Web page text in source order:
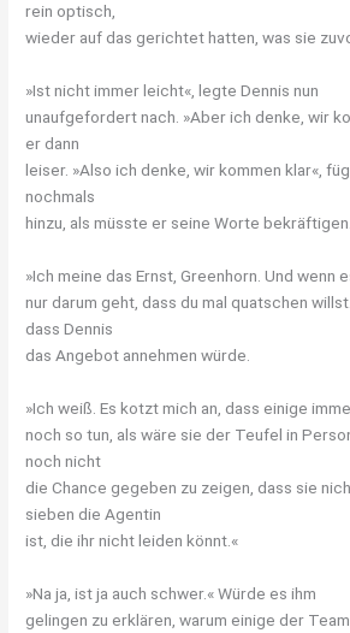
rein optisch,
wieder auf das gerichtet hatten, was sie
»Ist nicht immer leicht«, legte Dennis nun
unaufgefordert nach. »Aber ich denke, wir
er dann
leiser. »Also ich denke, wir kommen klar«,
nochmals
hinzu, als müsste er seine Worte bekräftigen.
»Ich meine das Ernst, Greenhorn. Und wenn
nur darum geht, dass du mal quatschen
dass Dennis
das Angebot annehmen würde.
»Ich weiß. Es kotzt mich an, dass einige
noch so tun, als wäre sie der Teufel in
noch nicht
die Chance gegeben zu zeigen, dass sie
sieben die Agentin
ist, die ihr nicht leiden könnt.«
»Na ja, ist ja auch schwer.« Würde es ihm
gelingen zu erklären, warum einige der